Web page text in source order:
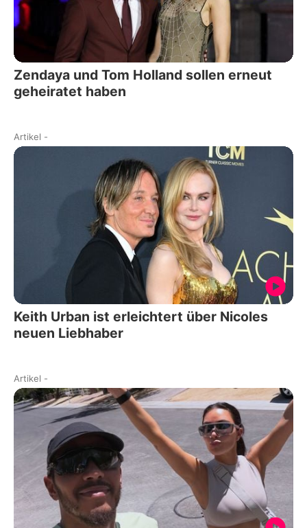
Zendaya und Tom Holland sollen erneut
geheiratet haben
Artikel -
Keith Urban ist erleichtert über Nicoles
neuen Liebhaber
Artikel -